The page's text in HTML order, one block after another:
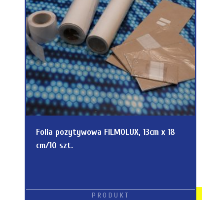
Folia pozytywowa FILMOLUX, 13cm x 18
cm/10 szt.